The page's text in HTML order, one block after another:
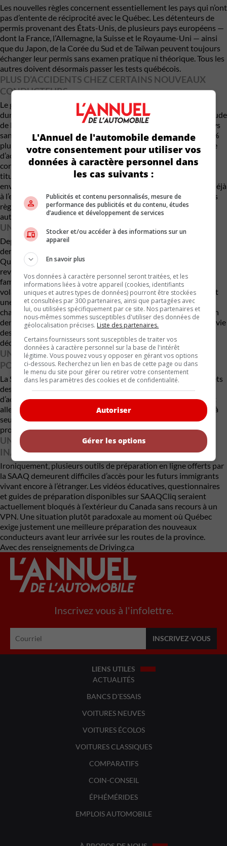
Les nouvelles règles concernent essentiellement les pays qui n’ont
pas d’entente de réciprocité avec le Québec. Les détenteurs de
permis provenant des États-Unis, de plusieurs pays européens —
dont la France, l’Allemagne, la Suisse et le Royaume-Uni — ainsi
que du Japon, de la Corée du Sud et de Taïwan peuvent toujours
échanger leur permis sans examen pratique ni théorique. Tous les
autres doivent désormais passer les tests québécois.
PLUS D’ACCIDENTS CHEZ CERTAINS NOUVEAUX
CONDUCTEURS
Le gouvernement de la Coalition Avenir Québec
durcissement par des enjeux de sécurité routière. Selon une étude
de la SAAQ publiée en 2023, les conducteurs provenant de pays
sans entente de réciprocité étaient impliqués dans près de 50 %
plus d’accidents que les conducteurs canadiens. Leur fréquence
d’accidents atteignait 3,94 collisions par tranche de 1 000
conducteurs, comparativement à 2,79 chez les automobilistes
titulaires d’un permis canadien. Autre donnée révélatrice :
environ 40 % des détenteurs de permis étrangers échouaient déjà
à l’examen pratique québécois avant même le resserrement des
règles. Chez les conducteurs québécois, le taux d’échec tourne
autour de 20 %.
UNE PRESSION ÉNORME SUR LE SYSTÈME
Depuis le début de 2023, plus de 400 000 immigrants ont
demandé la reconnaissance de leur expérience de conduite au
Québec. Cette hausse massive des demandes a forcé Québec à
revoir son approche afin d’éviter que des conducteurs peu
familiers avec les réalités routières québécoises prennent le
volant sans supervision. Car conduire au Québec exige souvent
une adaptation importante : conditions hivernales difficiles,
chaussées dégradées, cônes orange omniprésents et circulation
dense dans des secteurs comme Montréal compliquent déjà la vie
des automobilistes locaux… imaginez pour quelqu’un qui
découvre en même temps les règles nord-américaines.
UNE AUTRE RÉDUCTION DE LA PÉRIODE DE GRÂCE
POSSIBLE
La SAAQ indique qu’il est encore trop tôt pour mesurer les effets
des nouvelles règles sur le bilan routier. Mais si les statistiques
d’accidents ne s’améliorent pas suffisamment, Québec pourrait
aller encore plus loin et réduire la période de grâce de six mois à
seulement trois mois, comme c’est déjà le cas dans plusieurs
provinces canadiennes.
UN PROBLÈME INATTENDU : SAAQCLIQ
INACCESSIBLE À L’ÉTRANGER
Ironiquement, plusieurs outils de préparation en ligne offerts par
la SAAQ demeurent difficiles d’accès pour les futurs immigrants
vivant encore à l’étranger. Les vidéos éducatives, questionnaires
et guides de préparation disponibles surSAAQCliq seraient
actuellement bloqués à l’extérieur du Canada sans recours à un
VPN. Une situation plutôt paradoxale au moment où Québec
exige justement une meilleure préparation des nouveaux
conducteurs avant leur arrivée sur les routes de la province.
Avec des renseignements de Driving.ca
Inscrivez vous à l'infolettre.
LIENS UTILES
ACTUALITÉS
BANCS D'ESSAIS
VOITURES NEUVES
VOITURES ÉCOLOS
VOITURES CLASSIQUES
COMPARATIFS
COIN-CONSEIL
ÉPHÉMÉRIDES
EMPLOIS AUTOMOBILE
L'Annuel de l'automobile demande
votre consentement pour utiliser vos
données à caractère personnel dans
les cas suivants :
Publicités et contenu personnalisés, mesure de
performance des publicités et du contenu, études
d’audience et développement de services
Stocker et/ou accéder à des informations sur un
appareil
En savoir plus
Vos données à caractère personnel seront traitées, et les
informations liées à votre appareil (cookies, identifiants
uniques et autres types de données) pourront être stockées
et consultées par 300 partenaires, ainsi que partagées avec
lui, ou utilisées spécifiquement par ce site. Nos partenaires et
nous-mêmes sommes susceptibles d'utiliser des données de
géolocalisation précises. Liste des partenaires.
Certains fournisseurs sont susceptibles de traiter vos
données à caractère personnel sur la base de l'intérêt
légitime. Vous pouvez vous y opposer en gérant vos options
ci-dessous. Recherchez un lien en bas de cette page ou dans
le menu du site pour gérer ou retirer votre consentement
dans les paramètres des cookies et de confidentialité.
Autoriser
Gérer les options